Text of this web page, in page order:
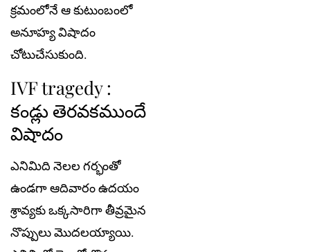
క్ర‌మంలోనే ఆ కుటుంబంలో
అనూహ్య విషాదం
చోటుచేసుకుంది.
IVF tragedy :
కండ్లు తెర‌వ‌క‌ముందే
విషాదం
ఎనిమిది నెల‌ల గ‌ర్భంతో
ఉండ‌గా ఆదివారం ఉదయం
శ్రావ్యకు ఒక్కసారిగా తీవ్రమైన
నొప్పులు మొదలయ్యాయి.